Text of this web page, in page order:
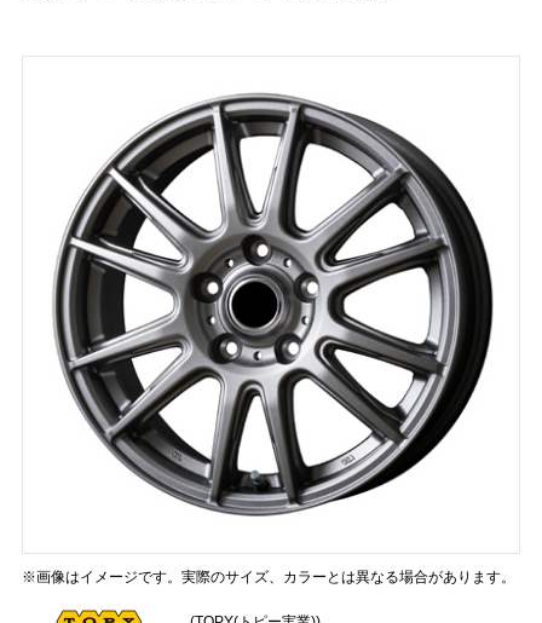
※画像はイメージです。実際のサイズ、カラーとは異なる場合があります。